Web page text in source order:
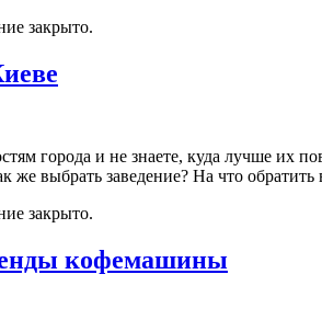
закрыто.
города и не знаете, куда лучше их
же выбрать заведение? На что
закрыто.
кофемашины